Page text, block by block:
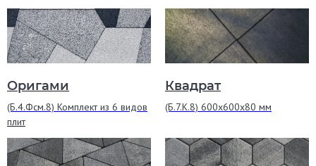
Оригами
(Б.4.Фсм.8) Комплект из 6 видов
плит
Квадрат
(Б.7.К.8) 600х600х80 мм